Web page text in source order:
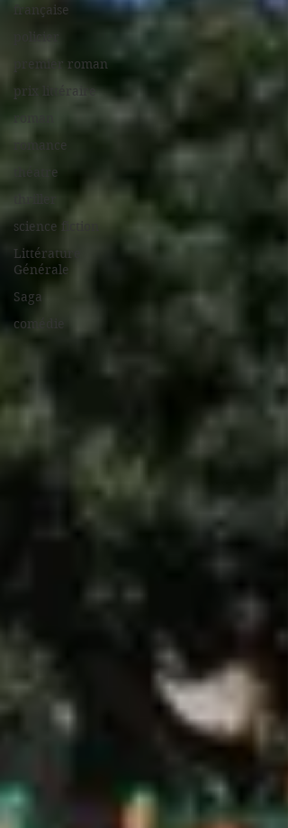
française
policier
premier roman
prix littéraire
roman
romance
théatre
science fiction
Littérature
Générale
Saga
comédie